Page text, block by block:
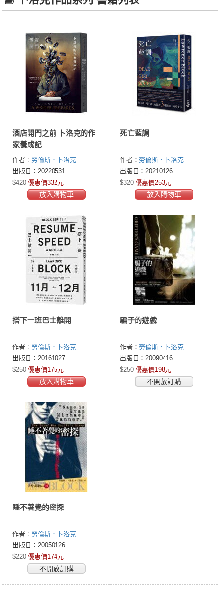
酒店開門之前 卜洛克的作
家養成記
作者： 勞倫斯．卜洛克
(Lawrence Block)
出版日：20220531
$420 優惠價332元
放入購物車
死亡藍調
作者： 勞倫斯．卜洛克
(Lawrence Block)
出版日：20210126
$320 優惠價253元
放入購物車
搭下一班巴士離開
作者： 勞倫斯．卜洛克
(Lawrence Block)
出版日：20161027
$250 優惠價175元
放入購物車
騙子的遊戲
作者： 勞倫斯．卜洛克
(Lawrence Block)
出版日：20090416
$250 優惠價198元
不開放訂購
睡不著覺的密探
作者： 勞倫斯．卜洛克
(Lawrence Block)
出版日：20050126
$220 優惠價174元
不開放訂購